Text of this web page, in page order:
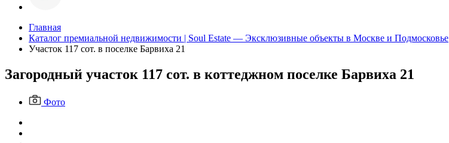
Главная
Каталог премиальной недвижимости | Soul Estate — Эксклюзивные объекты в Москве и Подмосковье
Участок 117 сот. в поселке Барвиха 21
Загородный участок 117 сот. в коттеджном поселке Барвиха 21
Фото